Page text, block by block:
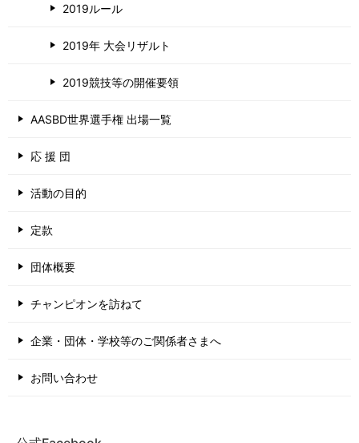
2019ルール
2019年 大会リザルト
2019競技等の開催要領
AASBD世界選手権 出場一覧
応 援 団
活動の目的
定款
団体概要
チャンピオンを訪ねて
企業・団体・学校等のご関係者さまへ
お問い合わせ